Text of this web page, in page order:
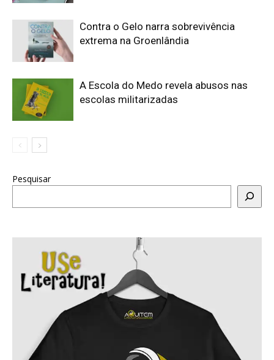
Contra o Gelo narra sobrevivência
extrema na Groenlândia
A Escola do Medo revela abusos nas
escolas militarizadas
Pesquisar